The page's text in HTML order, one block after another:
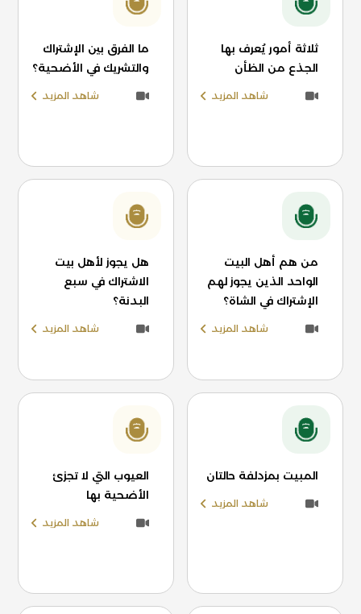
ثلاثة أمور يُعرف بها
الجذع من الظأن
شاهد المزيد
ما الفرق بين الإشتراك
والتشريك في الأضحية؟
شاهد المزيد
من هم أهل البيت
الواحد الذين يجوز لهم
الإشتراك في الشاة؟
شاهد المزيد
هل يجوز لأهل بيت
الاشتراك في سبع
البدنة؟
شاهد المزيد
المبيت بمزدلفة حالتان
شاهد المزيد
العيوب التي لا تجزئ
الأضحية بها
شاهد المزيد